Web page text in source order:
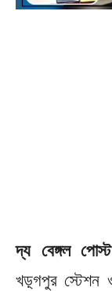
দ্য বেঙ্গল
খড়্গপুর স্টেশন ও